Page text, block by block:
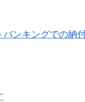
ンキングでの納